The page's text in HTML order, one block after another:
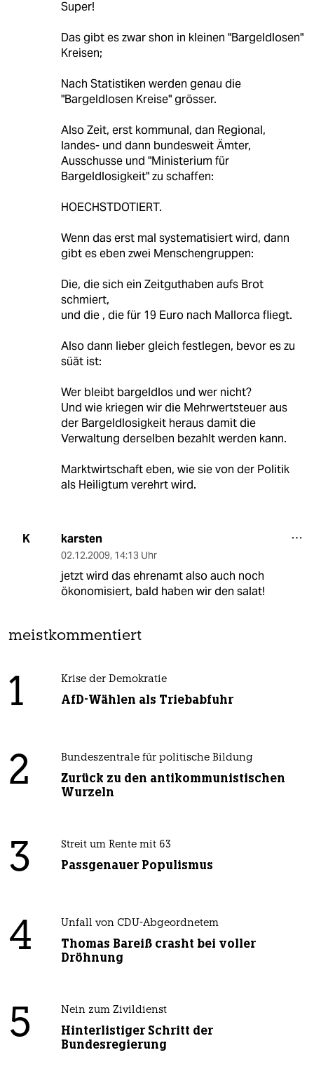
Super!
Das gibt es zwar shon in kleinen "Bargeldlosen"
Kreisen;
Nach Statistiken werden genau die
"Bargeldlosen Kreise" grösser.
Also Zeit, erst kommunal, dan Regional,
landes- und dann bundesweit Ämter,
Ausschusse und "Ministerium für
Bargeldlosigkeit" zu schaffen:
HOECHSTDOTIERT.
Wenn das erst mal systematisiert wird, dann
gibt es eben zwei Menschengruppen:
Die, die sich ein Zeitguthaben aufs Brot
schmiert,
und die , die für 19 Euro nach Mallorca fliegt.
Also dann lieber gleich festlegen, bevor es zu
süät ist:
Wer bleibt bargeldlos und wer nicht?
Und wie kriegen wir die Mehrwertsteuer aus
der Bargeldlosigkeit heraus damit die
Verwaltung derselben bezahlt werden kann.
Marktwirtschaft eben, wie sie von der Politik
als Heiligtum verehrt wird.
K karsten
02.12.2009, 14:13 Uhr
jetzt wird das ehrenamt also auch noch
ökonomisiert, bald haben wir den salat!
meistkommentiert
1 Krise der Demokratie
AfD-Wählen als Triebabfuhr
2 Bundeszentrale für politische Bildung
Zurück zu den antikommunistischen
Wurzeln
3 Streit um Rente mit 63
Passgenauer Populismus
4 Unfall von CDU-Abgeordnetem
Thomas Bareiß crasht bei voller
Dröhnung
5 Nein zum Zivildienst
Hinterlistiger Schritt der
Bundesregierung